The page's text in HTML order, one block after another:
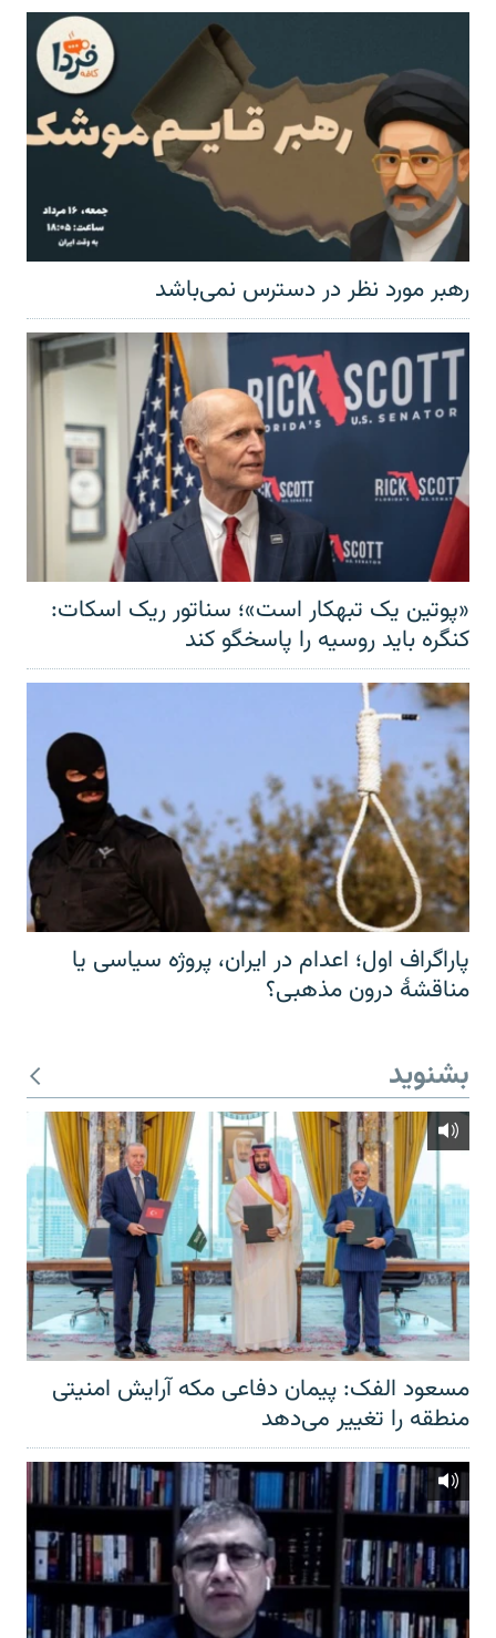
رهبر مورد نظر در دسترس نمی‌باشد
«پوتین یک تبهکار است»؛ سناتور ریک اسکات:
کنگره باید روسیه را پاسخگو کند
پاراگراف اول؛ اعدام در ایران، پروژه سیاسی یا
مناقشهٔ درون مذهبی؟
بشنوید
مسعود الفک: پیمان دفاعی مکه آرایش امنیتی
منطقه را تغییر می‌دهد